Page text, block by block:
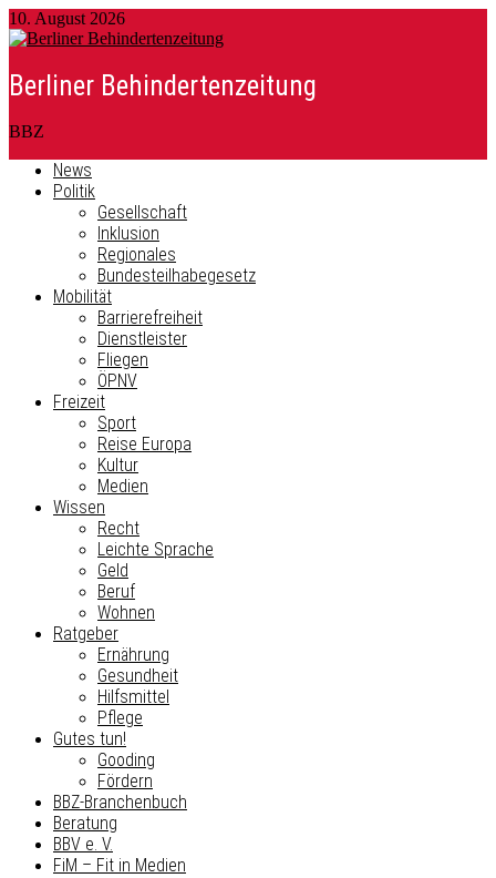
10. August 2026
Berliner Behindertenzeitung
BBZ
News
Politik
Gesellschaft
Inklusion
Regionales
Bundesteilhabegesetz
Mobilität
Barrierefreiheit
Dienstleister
Fliegen
ÖPNV
Freizeit
Sport
Reise Europa
Kultur
Medien
Wissen
Recht
Leichte Sprache
Geld
Beruf
Wohnen
Ratgeber
Ernährung
Gesundheit
Hilfsmittel
Pflege
Gutes tun!
Gooding
Fördern
BBZ-Branchenbuch
Beratung
BBV e. V.
FiM – Fit in Medien